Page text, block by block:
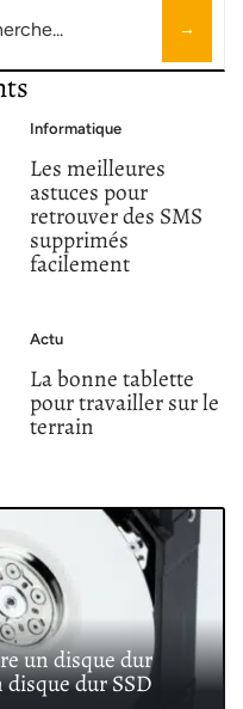
Informatique
Les meilleures
astuces pour
retrouver des SMS
supprimés
facilement
Actu
La bonne tablette
pour travailler sur le
terrain
un disque dur
dur SSD